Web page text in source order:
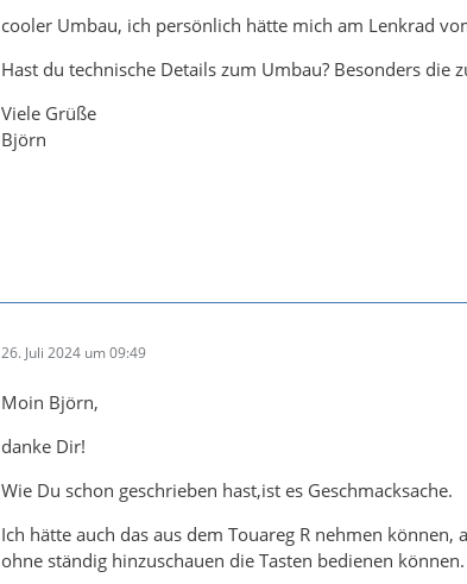
cooler Umbau, ich persönlich hätte mich am Lenkrad
Hast du technische Details zum Umbau? Besonders die
Viele Grüße
Björn
26. Juli 2024 um 09:49
Moin Björn,
danke Dir!
Wie Du schon geschrieben hast,ist es Geschmacksache.
Ich hätte auch das aus dem Touareg R nehmen
ohne ständig hinzuschauen die Tasten bedienen können.